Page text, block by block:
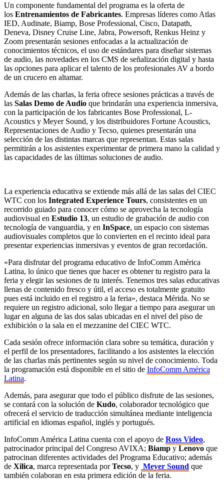
Un componente fundamental del programa es la oferta de
los Entrenamientos de Fabricantes. Empresas líderes como Atlas
IED, Audinate, Biamp, Bose Professional, Cisco, Datapath,
Deneva, Disney Cruise Line, Jabra, Powersoft, Renkus Heinz y
Zoom presentarán sesiones enfocadas a la actualización de
conocimientos técnicos, el uso de estándares para diseñar sistemas
de audio, las novedades en los CMS de señalización digital y hasta
las opciones para aplicar el talento de los profesionales AV a bordo
de un crucero en altamar.
Además de las charlas, la feria ofrece sesiones prácticas a través de
las Salas Demo de Audio que brindarán una experiencia inmersiva,
con la participación de los fabricantes Bose Professional, L-
Acoustics y Meyer Sound, y los distribuidores Fortune Acoustics,
Representaciones de Audio y Tecso, quienes presentarán una
selección de las distintas marcas que representan. Estas salas
permitirán a los asistentes experimentar de primera mano la calidad y
las capacidades de las últimas soluciones de audio.
La experiencia educativa se extiende más allá de las salas del CIEC
WTC con los Integrated Experience Tours, consistentes en un
recorrido guiado para conocer cómo se aprovecha la tecnología
audiovisual en Estudio 13, un estudio de grabación de audio con
tecnología de vanguardia, y en InSpace, un espacio con sistemas
audiovisuales completos que lo convierten en el recinto ideal para
presentar experiencias inmersivas y eventos de gran recordación.
«Para disfrutar del programa educativo de InfoComm América
Latina, lo único que tienes que hacer es obtener tu registro para la
feria y elegir las sesiones de tu interés. Tenemos tres salas educativas
llenas de contenido fresco y útil, el acceso es totalmente gratuito
pues está incluido en el registro a la feria», destaca Mérida. No se
requiere un registro adicional, solo llegar a tiempo para asegurar un
lugar en alguna de las dos salas ubicadas en el nivel del piso de
exhibición o la sala en el mezzanine del CIEC WTC.
Cada sesión ofrece información clara sobre su temática, duración y
el perfil de los presentadores, facilitando a los asistentes la elección
de las charlas más pertinentes según su nivel de conocimiento. Toda
la programación está disponible en el sitio de InfoComm América
Latina.
Además, para asegurar que todo el público disfrute de las sesiones,
se contará con la solución de Kudo, colaborador tecnológico que
ofrecerá el servicio de traducción simultánea mediante inteligencia
artificial en idiomas español, inglés y portugués.
InfoComm América Latina cuenta con el apoyo de Ross Video,
patrocinador principal del Congreso AVIXA; Biamp y Lenovo que
patrocinan diferentes actividades del Programa Educativo; además
de Xilica, marca representada porTecso, y Meyer Sound que
también colaboran en esta primera edición de la feria.